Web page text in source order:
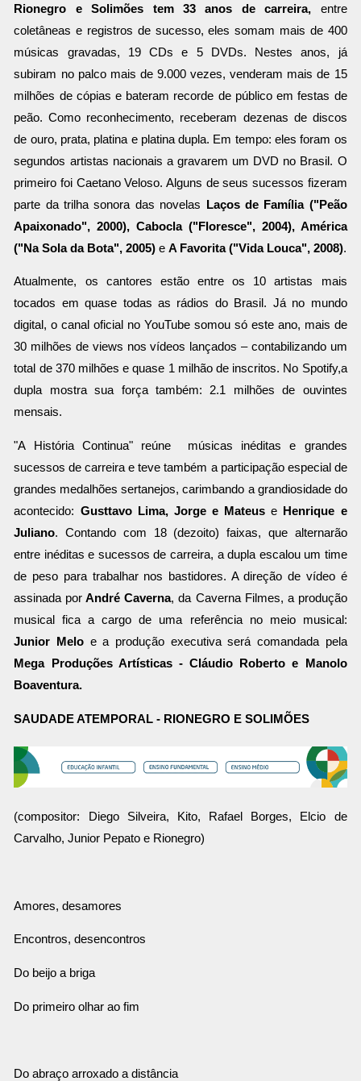
Rionegro e Solimões tem 33 anos de carreira, entre
coletâneas e registros de sucesso, eles somam mais de 400
músicas gravadas, 19 CDs e 5 DVDs. Nestes anos, já
subiram no palco mais de 9.000 vezes, venderam mais de 15
milhões de cópias e bateram recorde de público em festas de
peão. Como reconhecimento, receberam dezenas de discos
de ouro, prata, platina e platina dupla. Em tempo: eles foram os
segundos artistas nacionais a gravarem um DVD no Brasil. O
primeiro foi Caetano Veloso. Alguns de seus sucessos fizeram
parte da trilha sonora das novelas
Laços de Família ("Peão
Apaixonado", 2000), Cabocla ("Floresce", 2004), América
("Na Sola da Bota", 2005)eA Favorita ("Vida Louca", 2008).
Atualmente, os cantores estão entre os 10 artistas mais
tocados em quase todas as rádios do Brasil. Já no mundo
digital, o canal oficial no YouTube somou só este ano, mais de
30 milhões de views nos vídeos lançados – contabilizando um
total de 370 milhões e quase 1 milhão de inscritos. No Spotify,a
dupla mostra sua força também: 2.1 milhões de ouvintes
mensais.
"A História Continua" reúne músicas inéditas e grandes
sucessos de carreira e teve também a participação especial de
grandes medalhões sertanejos, carimbando a grandiosidade do
acontecido: Gusttavo Lima, Jorge e Mateus e
Henrique e
Juliano. Contando com 18 (dezoito) faixas, que alternarão
entre inéditas e sucessos de carreira, a dupla escalou um time
de peso para trabalhar nos bastidores. A direção de vídeo é
assinada por André Caverna, da Caverna Filmes, a produção
musical fica a cargo de uma referência no meio musical:
Junior Melo e a produção executiva será comandada pela
Mega Produções Artísticas - Cláudio Roberto e Manolo
Boaventura.
SAUDADE ATEMPORAL - RIONEGRO E SOLIMÕES
(compositor: Diego Silveira, Kito, Rafael Borges, Elcio de
Carvalho, Junior Pepato e Rionegro)
Amores, desamores
Encontros, desencontros
Do beijo a briga
Do primeiro olhar ao fim
Do abraço arroxado a distância